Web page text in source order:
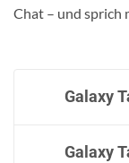
Chat – und sprich
Galaxy
Galaxy